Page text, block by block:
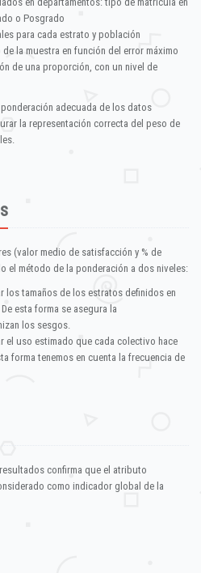
o Posgrado
para cada estrato y población
la muestra en función del error máximo
de una proporción, con un nivel de
adecuada de los datos
la representación correcta del peso de
(valor medio de satisfacción y % de
el método de la ponderación a dos niveles:
los tamaños de los estratos definidos en
esta forma se asegura la
los sesgos.
el uso estimado que cada colectivo hace
forma tenemos en cuenta la frecuencia de
confirma que el atributo
como indicador global de la